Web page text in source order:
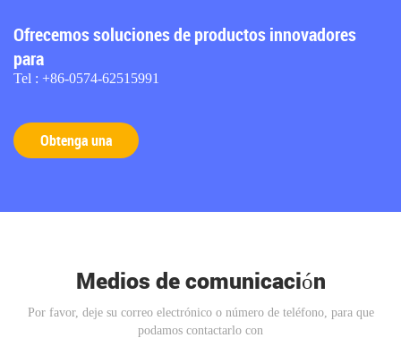
Ofrecemos soluciones de productos innovadores
para
Tel : +86-0574-62515991
Obtenga una
Medios de comunicación
Por favor, deje su correo electrónico o número de teléfono, para que
podamos contactarlo con